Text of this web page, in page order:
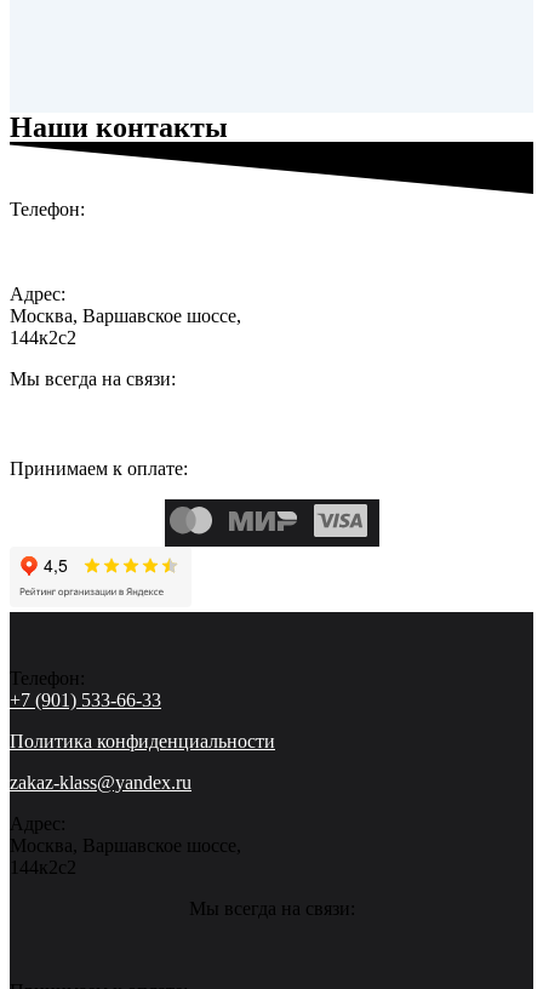
Наши контакты
Телефон:
Адрес:
Москва, Варшавское шоссе,
144к2с2
Мы всегда на связи:
Принимаем к оплате:
Телефон:
+7 (901) 533-66-33
Политика конфиденциальности
zakaz-klass@yandex.ru
Адрес:
Москва, Варшавское шоссе,
144к2с2
Мы всегда на связи: